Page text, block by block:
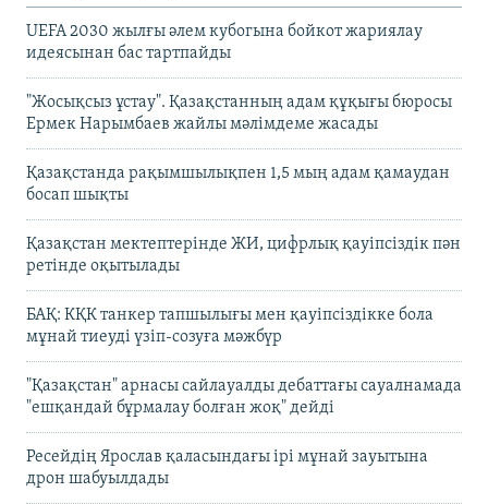
UEFA 2030 жылғы әлем кубогына бойкот жариялау
идеясынан бас тартпайды
"Жосықсыз ұстау". Қазақстанның адам құқығы бюросы
Ермек Нарымбаев жайлы мәлімдеме жасады
Қазақстанда рақымшылықпен 1,5 мың адам қамаудан
босап шықты
Қазақстан мектептерінде ЖИ, цифрлық қауіпсіздік пән
ретінде оқытылады
БАҚ: КҚК танкер тапшылығы мен қауіпсіздікке бола
мұнай тиеуді үзіп-созуға мәжбүр
"Қазақстан" арнасы сайлауалды дебаттағы сауалнамада
"ешқандай бұрмалау болған жоқ" дейді
Ресейдің Ярослав қаласындағы ірі мұнай зауытына
дрон шабуылдады